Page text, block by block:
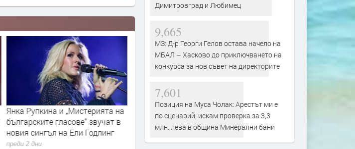
Янка Рупкина и „Мистерията на
българските гласове“ звучат в
новия сингъл на Ели Годлинг
преди 2 дни
„Опера на площада“ 2026
завършва с грандиозен гала
спектакъл
преди 2 дни
Диджей партито
пред „Св. Ал. Невски“ на
август ще е безплатно за
публиката
Димитровград и Любимец
9,665
МЗ: Д-р Георги Гелов остава начело на
МБАЛ – Хасково до приключването на
конкурса за нов съвет на директорите
7,601
Позиция на Муса Чолак: Арестът ми е
по сценарий, искам проверка за 3,3
млн. лева в община Минерални бани